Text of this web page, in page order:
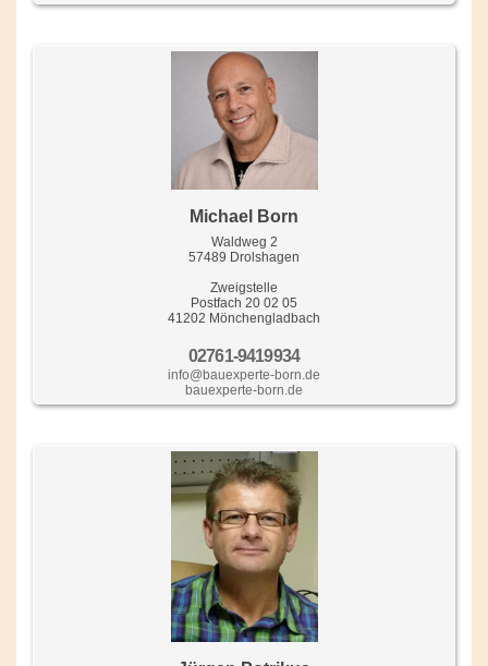
Michael Born
Waldweg 2
57489 Drolshagen
Zweigstelle
Postfach 20 02 05
41202 Mönchengladbach
02761-9419934
info@bauexperte-born.de
bauexperte-born.de